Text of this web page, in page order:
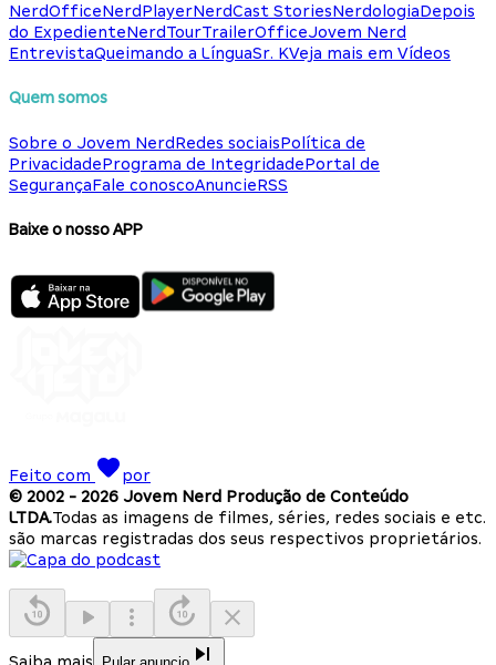
NerdOfficeNerdPlayerNerdCast StoriesNerdologiaDepois
do ExpedienteNerdTourTrailerOfficeJovem Nerd
EntrevistaQueimando a LínguaSr. KVeja mais em Vídeos
Quem somos
Sobre o Jovem NerdRedes sociaisPolítica de
PrivacidadePrograma de IntegridadePortal de
SegurançaFale conoscoAnuncieRSS
Baixe o nosso APP
Feito com
por
© 2002 - 2026 Jovem Nerd Produção de Conteúdo
LTDA.Todas as imagens de filmes, séries, redes sociais e etc.
são marcas registradas dos seus respectivos proprietários.